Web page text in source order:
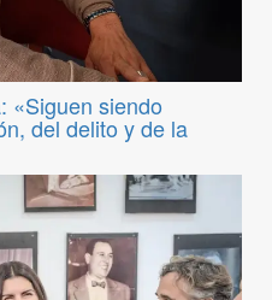
«Siguen siendo
del delito y de la